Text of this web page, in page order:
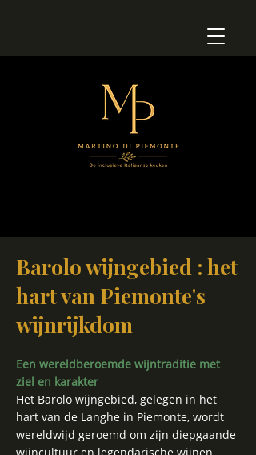
Barolo wijngebied : het
hart van Piemonte's
wijnrijkdom
Een wereldberoemde wijntraditie met
ziel en karakter
Het Barolo wijngebied, gelegen in het
hart van de Langhe in Piemonte, wordt
wereldwijd geroemd om zijn diepgaande